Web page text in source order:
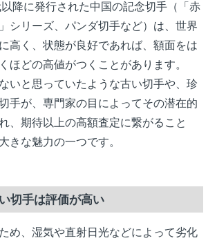
降に発行された中国の記念切手（「赤
シリーズ、パンダ切手など）は、世界
高く、状態が良好であれば、額面をは
ほどの高値がつくことがあります。
いと思っていたような古い切手や、珍
手が、専門家の目によってその潜在的
、期待以上の高額査定に繋がること
きな魅力の一つです。
切手は評価が高い
め、湿気や直射日光などによって劣化